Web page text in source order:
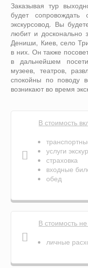
Заказывая тур
будет
экскурсовод. Вы
любит и досконально
Дениши, Киев, село
в них. Он также
в дальнейшем
музеев, театров,
спокойны по поводу
возникают во время
В стоимость
услуги
страховка
входные
обед
В стоимость
личные